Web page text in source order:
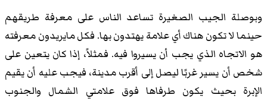
وبوصلة الجيب الصغيرة تساعد الناس على معرفة طريقهم
حينما لا تكون هناك أي علامة يهتدون بها. فكل مايريدون معرفته
هو الاتجاه الذي يجب أن يسيروا فيه. فمثلاً، إذا كان يتعين على
شخص أن يسير غربًا ليصل إلى أقرب مدينة، فيجب عليه أن يقيم
الإبرة بحيث يكون طرفاها فوق علامتي الشمال والجنوب